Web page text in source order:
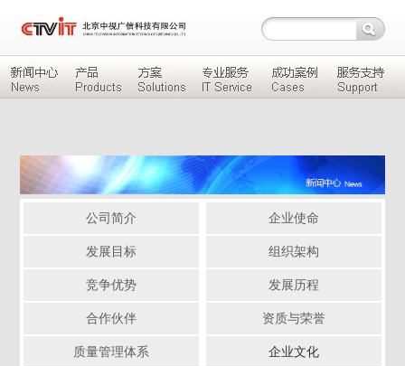
公司简介 企业使命
发展目标 组织架构
竞争优势 发展历程
合作伙伴 资质与荣誉
质量管理体系 企业文化